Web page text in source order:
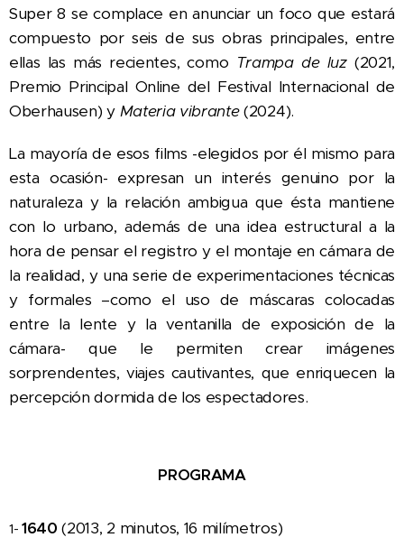
Super 8 se complace en anunciar un foco que estará
compuesto por seis de sus obras principales, entre
ellas las más recientes, como Trampa de luz(2021,
Premio Principal Online del Festival Internacional de
Oberhausen) y Materia vibrante(2024).
La mayoría de esos films -elegidos por él mismo para
esta ocasión- expresan un interés genuino por la
naturaleza y la relación ambigua que ésta mantiene
con lo urbano, además de una idea estructural a la
hora de pensar el registro y el montaje en cámara de
la realidad, y una serie de experimentaciones técnicas
y formales –como el uso de máscaras colocadas
entre la lente y la ventanilla de exposición de la
cámara- que le permiten crear imágenes
sorprendentes, viajes cautivantes, que enriquecen la
percepción dormida de los espectadores.
PROGRAMA
1-1640(2013, 2 minutos, 16 milímetros)